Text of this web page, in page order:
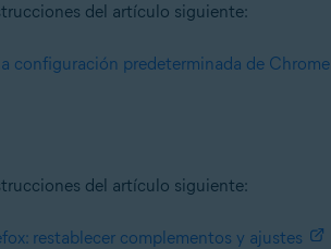
del artículo siguiente:
configuración predeterminada de Chrome
del artículo siguiente:
restablecer complementos y ajustes